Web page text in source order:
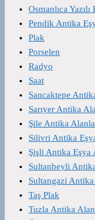
Osmanlıca Yazılı
Pendik Antika
Plak
Porselen
Radyo
Saat
Sancaktepe
Sarıyer Antika
Şile Antika
Silivri Antika
Şişli Antika Eşya
Sultanbeyli
Sultangazi
Taş Plak
Tuzla Antika